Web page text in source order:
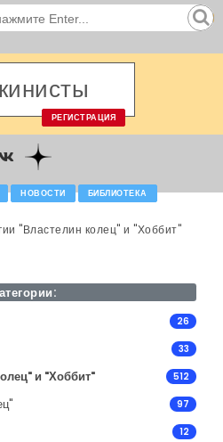
РЕГИСТРАЦИЯ
НОВОСТИ БИБЛИОТЕКА
"Властелин колец" и "Хоббит"
26
33
и "Хоббит" 512
97
12